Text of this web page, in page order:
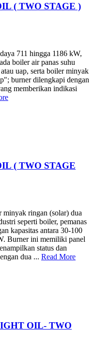
( TWO STAGE )
711 hingga 1186 kW,
boiler air panas suhu
uap, serta boiler minyak
burner dilengkapi dengan
memberikan indikasi
( TWO STAGE
ringan (solar) dua
seperti boiler, pemanas
kapasitas antara 30-100
Burner ini memiliki panel
status dan
dua ... Read More
OIL- TWO